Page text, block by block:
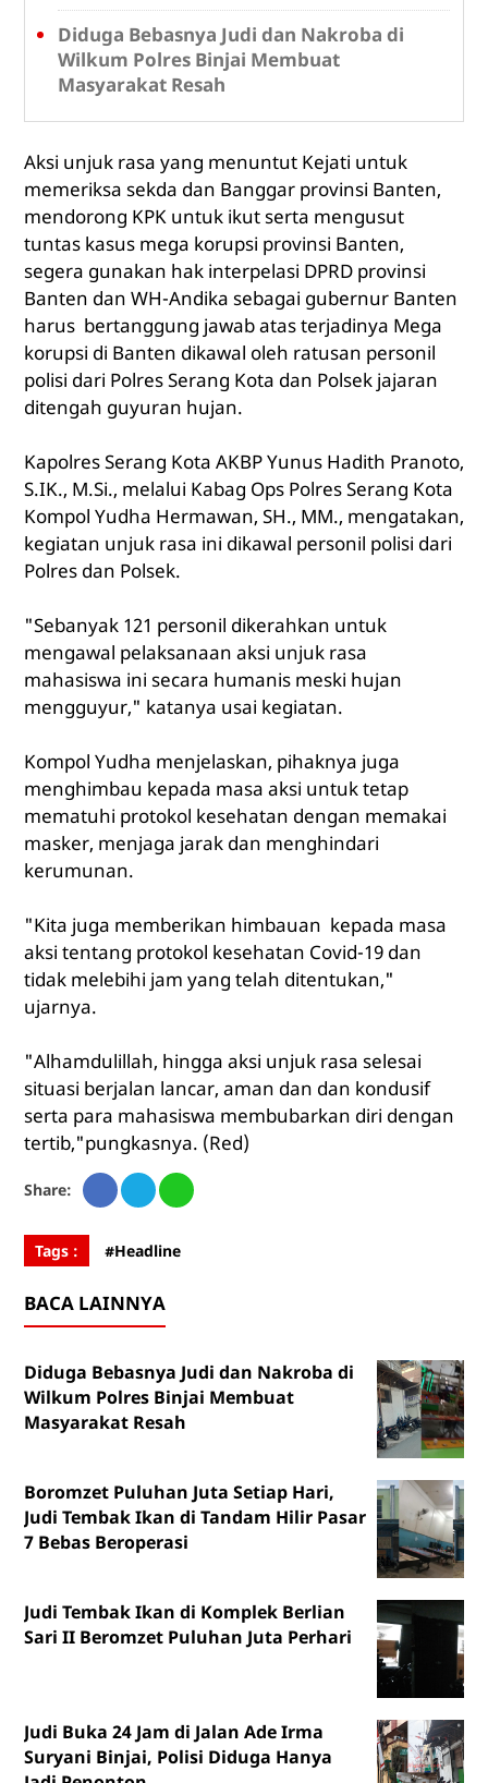
Diduga Bebasnya Judi dan Nakroba di
Wilkum Polres Binjai Membuat
Masyarakat Resah
Aksi unjuk rasa yang menuntut Kejati untuk
memeriksa sekda dan Banggar provinsi Banten,
mendorong KPK untuk ikut serta mengusut
tuntas kasus mega korupsi provinsi Banten,
segera gunakan hak interpelasi DPRD provinsi
Banten dan WH-Andika sebagai gubernur Banten
harus bertanggung jawab atas terjadinya Mega
korupsi di Banten dikawal oleh ratusan personil
polisi dari Polres Serang Kota dan Polsek jajaran
ditengah guyuran hujan.
Kapolres Serang Kota AKBP Yunus Hadith Pranoto,
S.IK., M.Si., melalui Kabag Ops Polres Serang Kota
Kompol Yudha Hermawan, SH., MM., mengatakan,
kegiatan unjuk rasa ini dikawal personil polisi dari
Polres dan Polsek.
"Sebanyak 121 personil dikerahkan untuk
mengawal pelaksanaan aksi unjuk rasa
mahasiswa ini secara humanis meski hujan
mengguyur," katanya usai kegiatan.
Kompol Yudha menjelaskan, pihaknya juga
menghimbau kepada masa aksi untuk tetap
mematuhi protokol kesehatan dengan memakai
masker, menjaga jarak dan menghindari
kerumunan.
"Kita juga memberikan himbauan kepada masa
aksi tentang protokol kesehatan Covid-19 dan
tidak melebihi jam yang telah ditentukan,"
ujarnya.
"Alhamdulillah, hingga aksi unjuk rasa selesai
situasi berjalan lancar, aman dan dan kondusif
serta para mahasiswa membubarkan diri dengan
tertib,"pungkasnya. (Red)
Share:
Tags : #Headline
BACA LAINNYA
Diduga Bebasnya Judi dan Nakroba di
Wilkum Polres Binjai Membuat
Masyarakat Resah
Boromzet Puluhan Juta Setiap Hari,
Judi Tembak Ikan di Tandam Hilir Pasar
7 Bebas Beroperasi
Judi Tembak Ikan di Komplek Berlian
Sari II Beromzet Puluhan Juta Perhari
Judi Buka 24 Jam di Jalan Ade Irma
Suryani Binjai, Polisi Diduga Hanya